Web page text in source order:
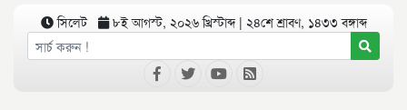
সিলেট ৮ই আগস্ট, ২০২৬ খ্রিস্টাব্দ | ২৪শে শ্রাবণ, ১৪৩৩ বঙ্গাব্দ